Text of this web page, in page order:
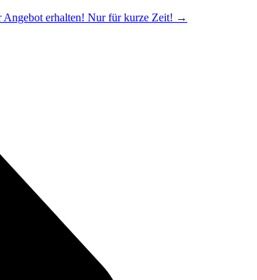
Angebot erhalten! Nur für kurze Zeit! →